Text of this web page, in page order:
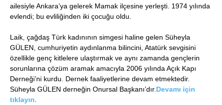
ailesiyle Ankara’ya gelerek Mamak ilçesine yerleşti. 1974 yılında
evlendi; bu evliliğinden iki çocuğu oldu.
Laik, çağdaş Türk kadınının simgesi haline gelen Süheyla
GÜLEN, cumhuriyetin aydınlanma bilincini, Atatürk sevgisini
özellikle genç kitlelere ulaştırmak ve aynı zamanda gençlerin
sorunlarına çözüm aramak amacıyla 2006 yılında Açık Kapı
Derneği’ni kurdu. Dernek faaliyetlerine devam etmektedir.
Süheyla GÜLEN derneğin Onursal Başkanı’dır. Devamı için
tıklayın.